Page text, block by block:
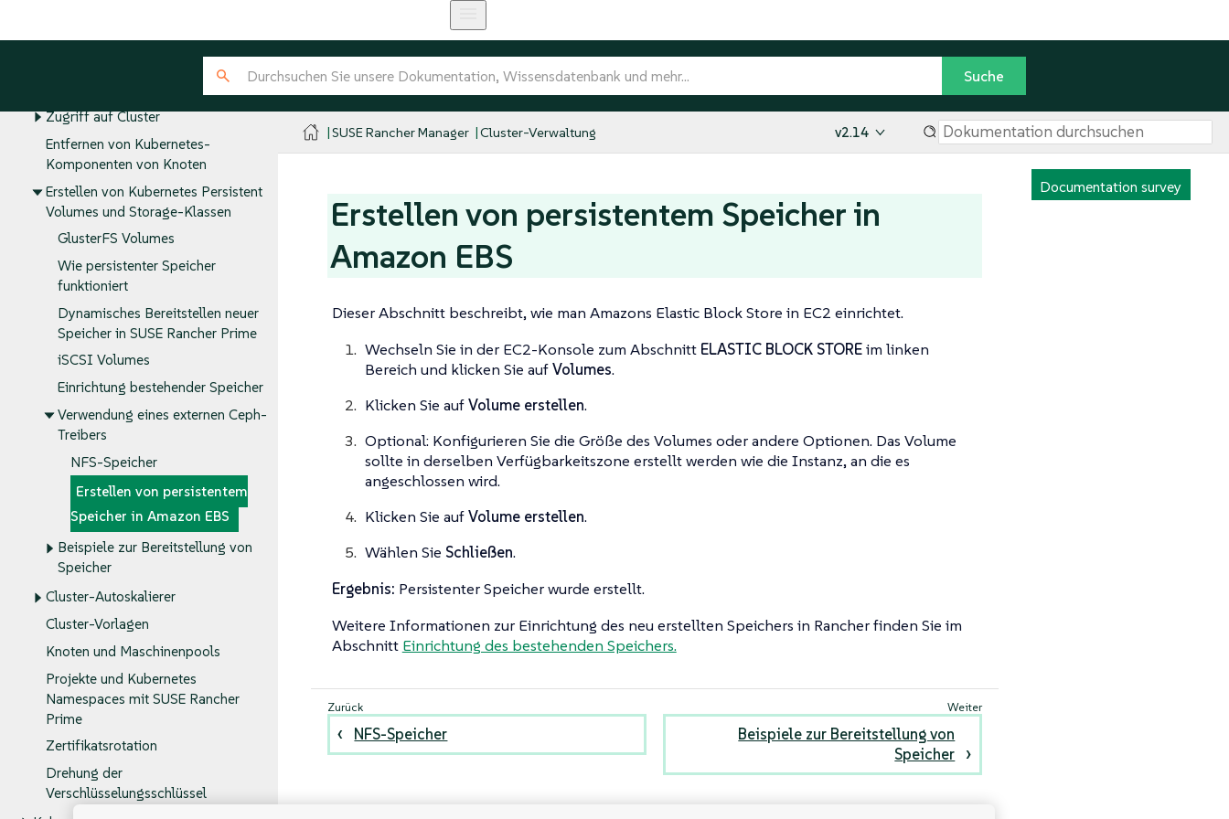
Zugriff auf Cluster
Entfernen von Kubernetes-
Komponenten von Knoten
Erstellen von Kubernetes Persistent
Volumes und Storage-Klassen
GlusterFS Volumes
Wie persistenter Speicher
funktioniert
Dynamisches Bereitstellen neuer
Speicher in SUSE Rancher Prime
iSCSI Volumes
Einrichtung bestehender Speicher
Verwendung eines externen Ceph-
Treibers
NFS-Speicher
Erstellen von persistentem
Speicher in Amazon EBS
Beispiele zur Bereitstellung von
Speicher
Cluster-Autoskalierer
Cluster-Vorlagen
Knoten und Maschinenpools
Projekte und Kubernetes
Namespaces mit SUSE Rancher
Prime
Zertifikatsrotation
Drehung der
Verschlüsselungsschlüssel
SUSE Rancher Manager Cluster-Verwaltung v2.14
Documentation survey
Erstellen von persistentem Speicher in
Amazon EBS
Dieser Abschnitt beschreibt, wie man Amazons Elastic Block Store in EC2 einrichtet.
Wechseln Sie in der EC2-Konsole zum Abschnitt ELASTIC BLOCK STOREim linken
Bereich und klicken Sie aufVolumes.
Klicken Sie aufVolume erstellen.
Optional: Konfigurieren Sie die Größe des Volumes oder andere Optionen. Das Volume
sollte in derselben Verfügbarkeitszone erstellt werden wie die Instanz, an die es
angeschlossen wird.
Klicken Sie aufVolume erstellen.
Wählen Sie Schließen.
Ergebnis: Persistenter Speicher wurde erstellt.
Weitere Informationen zur Einrichtung des neu erstellten Speichers in Rancher finden Sie im
Abschnitt Einrichtung des bestehenden Speichers.
NFS-Speicher
Beispiele zur Bereitstellung von
Speicher